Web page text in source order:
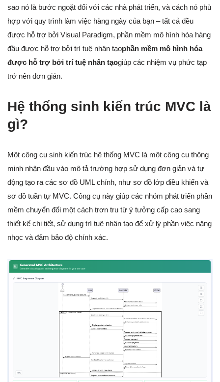
sao nó là bước ngoặt đối với các nhà phát triển, và cách nó phù
hợp với quy trình làm việc hàng ngày của bạn – tất cả đều
được hỗ trợ bởi Visual Paradigm, phần mềm mô hình hóa hàng
đầu được hỗ trợ bởi trí tuệ nhân tạophần mềm mô hình hóa
được hỗ trợ bởi trí tuệ nhân tạogiúp các nhiệm vụ phức tạp
trở nên đơn giản.
Hệ thống sinh kiến trúc MVC là
gì?
Một công cụ sinh kiến trúc hệ thống MVC là một công cụ thông
minh nhận đầu vào mô tả trường hợp sử dụng đơn giản và tự
động tạo ra các sơ đồ UML chính, như sơ đồ lớp điều khiển và
sơ đồ tuần tự MVC. Công cụ này giúp các nhóm phát triển phần
mềm chuyển đổi một cách trơn tru từ ý tưởng cấp cao sang
thiết kế chi tiết, sử dụng trí tuệ nhân tạo để xử lý phần việc nặng
nhọc và đảm bảo độ chính xác.